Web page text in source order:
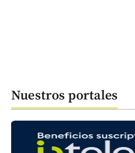
Nuestros portales